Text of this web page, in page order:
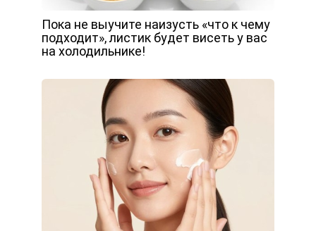
Пока не выучите наизусть «что к чему
подходит», листик будет висеть у вас
на холодильнике!